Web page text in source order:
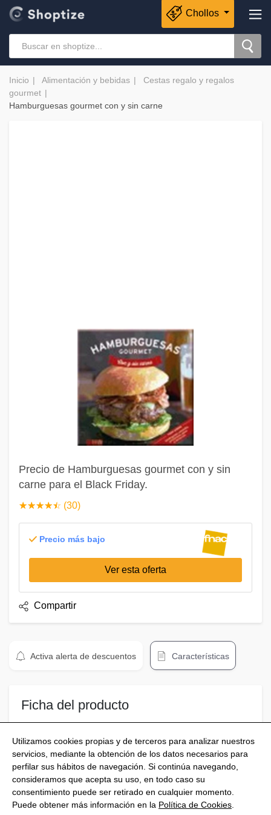
Chollos
Inicio Alimentación y bebidas
Cestas regalo y regalos
gourmet
Hamburguesas gourmet con y sin carne
Precio de Hamburguesas gourmet con y sin
carne para el Black Friday.
☆☆☆☆☆
★★★★★ (30)
Precio más bajo
Ver esta oferta
Compartir
Activa alerta de descuentos Características
Ficha del producto
Utilizamos cookies propias y de terceros para analizar nuestros
servicios, mediante la obtención de los datos necesarios para
perfilar sus hábitos de navegación. Si continúa navegando,
consideramos que acepta su uso, en todo caso su
consentimiento puede ser retirado en cualquier momento.
Puede obtener más información en la Política de Cookies